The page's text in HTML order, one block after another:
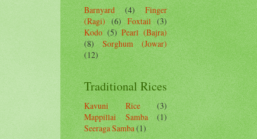
Barnyard (4)
Finger
(Ragi) (6) Foxtail (3)
Kodo (5) Pearl (Bajra)
(8)
Sorghum (Jowar)
(12)
Traditional Rices
Kavuni Rice
(3)
Mappillai Samba
(1)
Seeraga Samba(1)